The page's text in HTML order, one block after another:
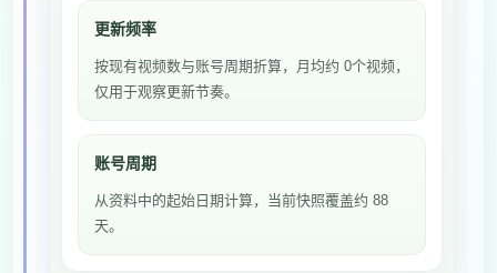
更新频率
按现有视频数与账号周期折算，月均约 0个视频，
仅用于观察更新节奏。
账号周期
从资料中的起始日期计算，当前快照覆盖约 88
天。